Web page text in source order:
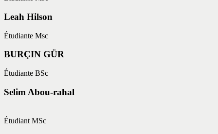
Leah Hilson
Étudiante Msc
BURÇIN GÜR
Étudiante BSc
Selim Abou-rahal
Étudiant MSc